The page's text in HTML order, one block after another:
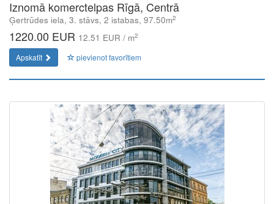
Iznomā komerctelpas Rīgā, Centrā
Ģertrūdes iela, 3. stāvs, 2 istabas, 97.50m2
1220.00 EUR 12.51 EUR / m2
Apskatīt pievienot favorītiem